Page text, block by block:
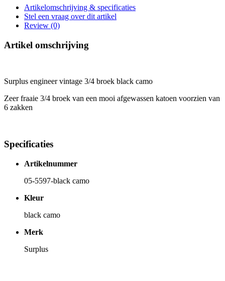
Artikelomschrijving & specificaties
Stel een vraag over dit artikel
Review (0)
Artikel omschrijving
Surplus engineer vintage 3/4 broek black camo
Zeer fraaie 3/4 broek van een mooi afgewassen katoen voorzien van
6 zakken
Specificaties
Artikelnummer
05-5597-black camo
Kleur
black camo
Merk
Surplus